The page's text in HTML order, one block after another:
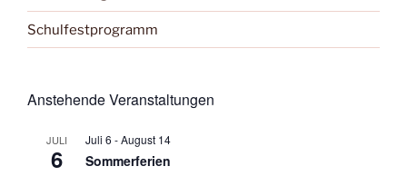
Schulfestprogramm
Anstehende Veranstaltungen
JULI
6
Juli 6 -August 14
Sommerferien